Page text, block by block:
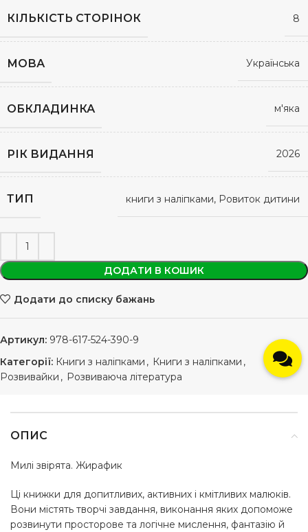
КІЛЬКІСТЬ СТОРІНОК 8
МОВА Українська
ОБКЛАДИНКА м'яка
РІК ВИДАННЯ 2026
ТИП книги з наліпками, Ровиток дитини
ДОДАТИ В КОШИК
Додати до списку бажань
Артикул: 978-617-524-390-9
Категорії: Книги з наліпками , Книги з наліпками ,
Розвивайки , Розвиваюча література
ОПИС
Милі звірята. Жирафик
Ці книжки для допитливих, активних і кмітливих малюків.
Вони містять творчі завдання, виконання яких допоможе
розвинути просторове та логічне мислення, фантазію й